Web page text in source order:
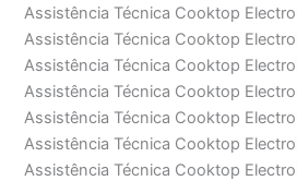
Assistência Técnica Cooktop
Assistência Técnica Cooktop
Assistência Técnica Cooktop
Assistência Técnica Cooktop
Assistência Técnica Cooktop
Assistência Técnica Cooktop
Assistência Técnica Cooktop